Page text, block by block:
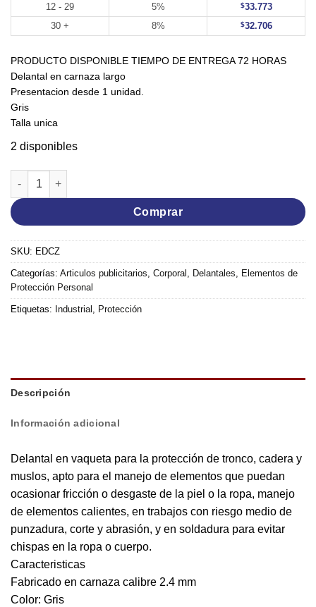
PRODUCTO DISPONIBLE TIEMPO DE ENTREGA 72 HORAS
Delantal en carnaza largo
Presentacion desde 1 unidad.
Gris
Talla unica
2 disponibles
12 - 29
5% $33.773
30 +
8% $32.706
Delantal carnaza 60X90 cm cantidad
Comprar
SKU: EDCZ
Categorías: Articulos publicitarios Corporal Delantales
Elementos de
Protección Personal
Etiquetas: Industrial Protección
Descripción
Información adicional
Delantal en vaqueta para la protección de tronco, cadera y
muslos, apto para el manejo de elementos que puedan
ocasionar fricción o desgaste de la piel o la ropa, manejo
de elementos calientes, en trabajos con riesgo medio de
punzadura, corte y abrasión, y en soldadura para evitar
chispas en la ropa o cuerpo.
Caracteristicas
Fabricado en carnaza calibre 2.4 mm
Color: Gris